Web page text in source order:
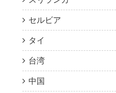
セルビア
タイ
台湾
中国